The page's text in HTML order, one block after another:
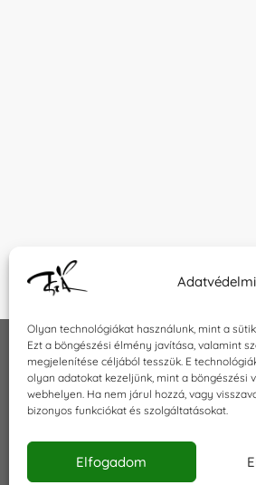
Olyan technológiákat használunk, mint a
Ezt a böngészési élmény javítása, valamint
megjelenítése céljából tesszük. E
olyan adatokat kezeljünk, mint a böngészési
webhelyen. Ha nem járul hozzá, vagy
bizonyos funkciókat és szolgáltatásokat.
Elfogadom
INFORMÁCIÓK
Általános szerződési feltételek
Impresszum